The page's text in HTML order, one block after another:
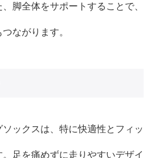
脚全体をサポートすることで、
ながります。
ックスは、特に快適性とフィッ
。足を痛めずに走りやすいデザイ